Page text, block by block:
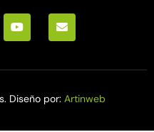
Diseño por: Artinweb